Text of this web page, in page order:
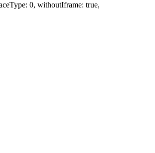
0, withoutIframe: true,